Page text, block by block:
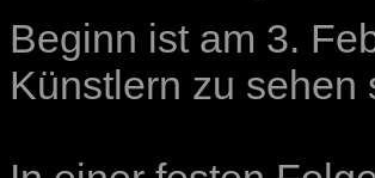
Beginn ist am 3.
Künstlern zu sehen